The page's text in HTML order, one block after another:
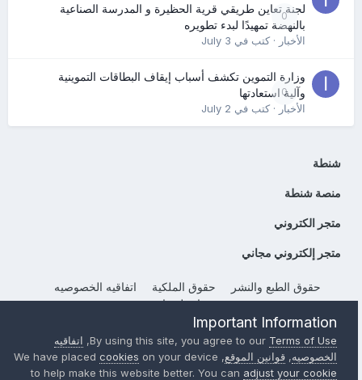
0
لجنة تعاين طريقي قرية الحظيرة و المدرسة الصناعية
بالنهضة تمهيدًا لبدء تطويره
الأخبار· كتب في July 3
0
وزارة التموين تكشف أسباب إيقاف البطاقات التموينية
وآلية استعادتها
الأخبار· كتب في July 2
شنطة
منصة شنطة
متجر الكتروني
متجر إلكتروني مجاني
حقوق الطبع والنشر حقوق الملكية
اتفاقيه الخصوصيه
إتصل بنا
Powered by Invision CommunityImportant Information
By using this site, you agree to ourTerms of Use
, اتفاقيه
الخصوصيه, قوانين الموقع, We have placed
cookies on your device
to help make this website better. You canadjust your cookie